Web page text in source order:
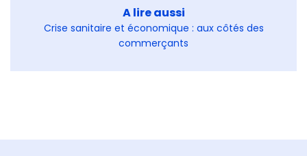
A lire aussi
Crise sanitaire et économique : aux côtés des
commerçants